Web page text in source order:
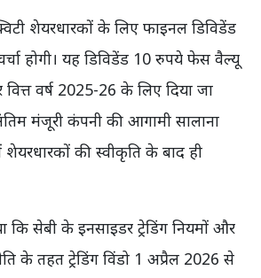
शेयरधारकों के लिए फाइनल डिविडेंड
होगी। यह डिविडेंड 10 रुपये फेस वैल्यू
वित्त वर्ष 2025-26 के लिए दिया जा
मंजूरी कंपनी की आगामी सालाना
की स्वीकृति के बाद ही
कि सेबी के इनसाइडर ट्रेडिंग नियमों और
के तहत ट्रेडिंग विंडो 1 अप्रैल 2026 से